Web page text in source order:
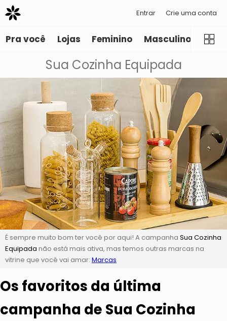
Entrar Crie uma conta
Pra você Lojas Feminino Masculino
Sua Cozinha Equipada
É sempre muito bom ter você por aqui! A campanha Sua Cozinha
Equipada não está mais ativa, mas temos outras marcas na
vitrine que você vai amar: Marcas
Os favoritos da última
campanha de Sua Cozinha